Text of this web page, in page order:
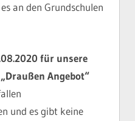
an den Grundschulen
für unsere
Angebot“
und es gibt keine